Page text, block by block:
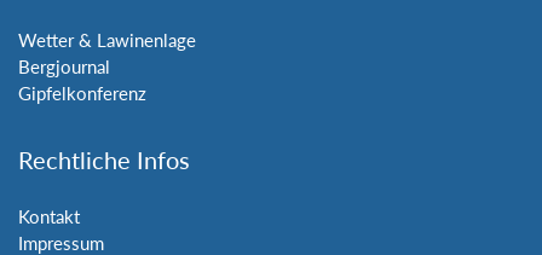
Wetter & Lawinenlage
Bergjournal
Gipfelkonferenz
Rechtliche Infos
Kontakt
Impressum